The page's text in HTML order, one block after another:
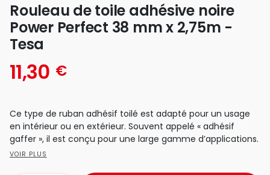
Rouleau de toile adhésive noire
Power Perfect 38 mm x 2,75m -
Tesa
11,30 €
Ce type de ruban adhésif toilé est adapté pour un usage
en intérieur ou en extérieur. Souvent appelé « adhésif
gaffer », il est conçu pour une large gamme d’applications.
VOIR PLUS